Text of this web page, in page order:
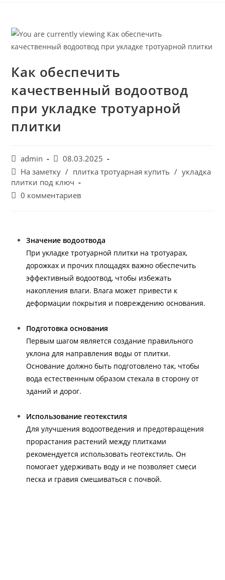
Как обеспечить
качественный водоотвод
при укладке тротуарной
плитки
admin
08.03.2025
На заметку / плитка тротуарная купить / укладка
плитки под ключ
0 комментариев
Значение водоотвода
При укладке тротуарной плитки на тротуарах,
дорожках и прочих площадях важно обеспечить
эффективный водоотвод, чтобы избежать
накопления влаги. Влага может привести к
деформации покрытия и повреждению основания.
Подготовка основания
Первым шагом является создание правильного
уклона для направления воды от плитки.
Основание должно быть подготовлено так, чтобы
вода естественным образом стекала в сторону от
зданий и дорог.
Использование геотекстиля
Для улучшения водоотведения и предотвращения
прорастания растений между плитками
рекомендуется использовать геотекстиль. Он
помогает удерживать воду и не позволяет смеси
песка и гравия смешиваться с почвой.